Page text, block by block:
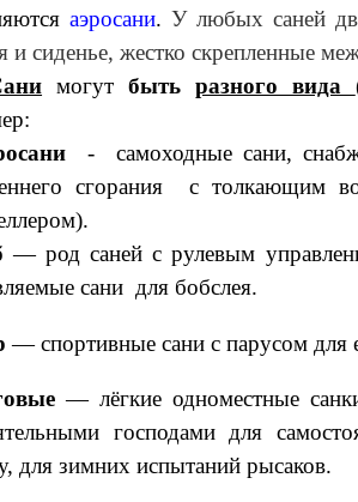
аэросани. У любых саней
и сиденье, жестко скрепленные
могут быть разного вида
- самоходные сани,
сгорания
с толкающим
.
— род саней с рулевым
сани длябобслея.
— спортивные сани с парусом для
— лёгкие одноместные
господами для
для зимних испытаний рысаков.